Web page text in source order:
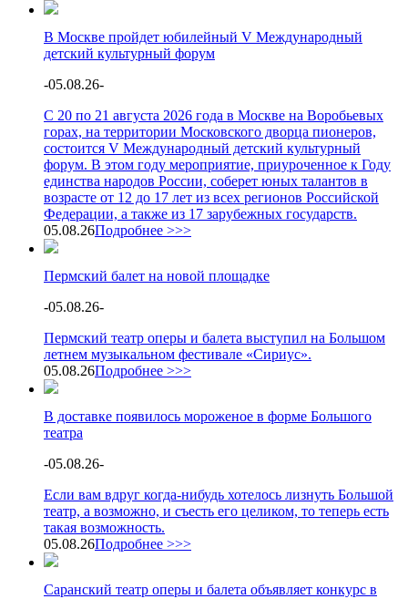
В Москве пройдет юбилейный V Международный
детский культурный форум
-05.08.26-
С 20 по 21 августа 2026 года в Москве на Воробьевых
горах, на территории Московского дворца пионеров,
состоится V Международный детский культурный
форум. В этом году мероприятие, приуроченное к Году
единства народов России, соберет юных талантов в
возрасте от 12 до 17 лет из всех регионов Российской
Федерации, а также из 17 зарубежных государств.
05.08.26Подробнее >>>
Пермский балет на новой площадке
-05.08.26-
Пермский театр оперы и балета выступил на Большом
летнем музыкальном фестивале «Сириус».
05.08.26Подробнее >>>
В доставке появилось мороженое в форме Большого
театра
-05.08.26-
Если вам вдруг когда-нибудь хотелось лизнуть Большой
театр, а возможно, и съесть его целиком, то теперь есть
такая возможность.
05.08.26Подробнее >>>
Саранский театр оперы и балета объявляет конкурс в